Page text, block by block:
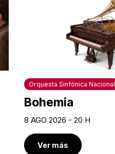
Orquesta Sinfónica Nacional
Bohemia
8 AGO 2026 - 20 H
Ver más